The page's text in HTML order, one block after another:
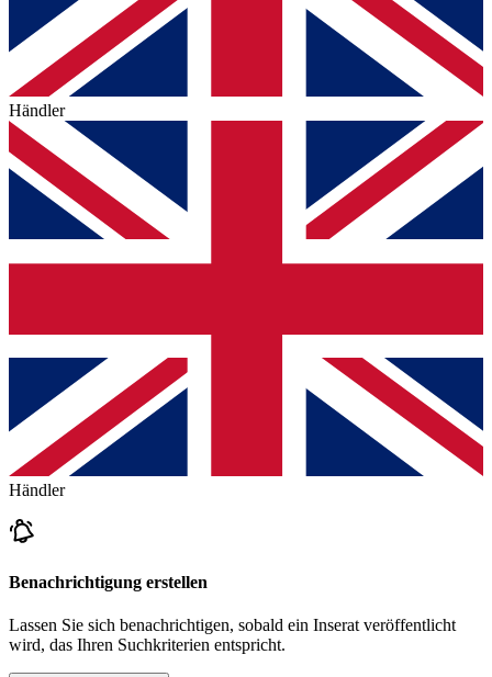
Händler
Händler
Benachrichtigung erstellen
Lassen Sie sich benachrichtigen, sobald ein Inserat veröffentlicht
wird, das Ihren Suchkriterien entspricht.